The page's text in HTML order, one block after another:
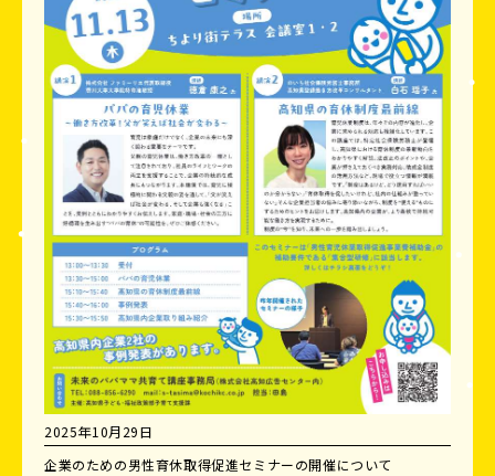
2025年10月29日
企業のための男性育休取得促進セミナーの開催について